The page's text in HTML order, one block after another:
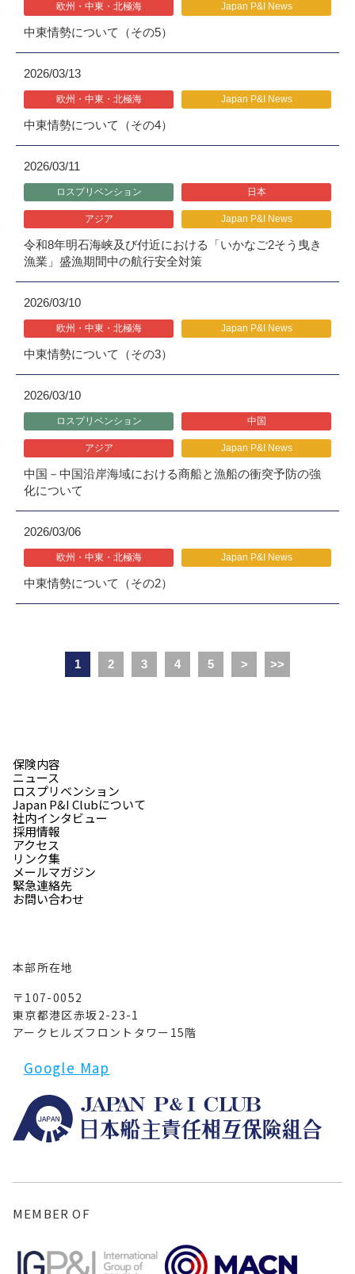
欧州・中東・北極海 Japan P&I News
中東情勢について（その5）
2026/03/13
欧州・中東・北極海 Japan P&I News
中東情勢について（その4）
2026/03/11
ロスプリベンション 日本
アジア Japan P&I News
令和8年明石海峡及び付近における「いかなご2そう曳き
漁業」盛漁期間中の航行安全対策
2026/03/10
欧州・中東・北極海 Japan P&I News
中東情勢について（その3）
2026/03/10
ロスプリベンション 中国
アジア Japan P&I News
中国－中国沿岸海域における商船と漁船の衝突予防の強
化について
2026/03/06
欧州・中東・北極海 Japan P&I News
中東情勢について（その2）
1 2 3 4 5 > >>
本部所在地
〒107-0052
東京都港区赤坂2-23-1
アークヒルズフロントタワー15階
Google Map
保険内容
社内インタビュー
緊急連絡先
ニュース
採用情報
リンク集
ロスプリベンション
アクセス
メールマガジン
Japan P&I Clubについて
お問い合わせ
MEMBER OF